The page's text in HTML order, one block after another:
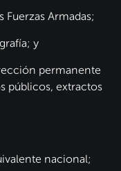
Armadas;
y
permanente
públicos, extractos
nacional;